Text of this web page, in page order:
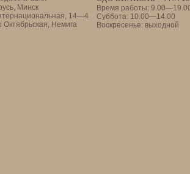
Время работы:
Суббота: 10.00—14.00
Воскресенье: выходной
Минск
14—4
Октябрьская, Немига